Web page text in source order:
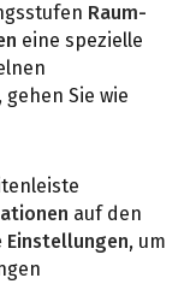
Raum-
eine spezielle
Sie wie
auf den
Einstellungen, um